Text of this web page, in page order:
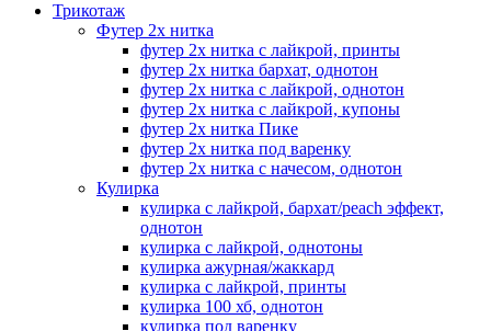
Трикотаж
Футер 2х нитка
футер 2х нитка с лайкрой, принты
футер 2х нитка бархат, однотон
футер 2х нитка с лайкрой, однотон
футер 2х нитка с лайкрой, купоны
футер 2х нитка Пике
футер 2х нитка под варенку
футер 2х нитка с начесом, однотон
Кулирка
кулирка с лайкрой, бархат/peach эффект,
однотон
кулирка с лайкрой, однотоны
кулирка ажурная/жаккард
кулирка с лайкрой, принты
кулирка 100 хб, однотон
кулирка под варенку